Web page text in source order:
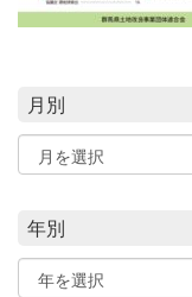
月別
年別